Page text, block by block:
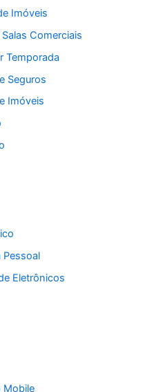
Imóveis
Comerciais
Temporada
Seguros
Imóveis
Pessoal
Eletrônicos
Mobile